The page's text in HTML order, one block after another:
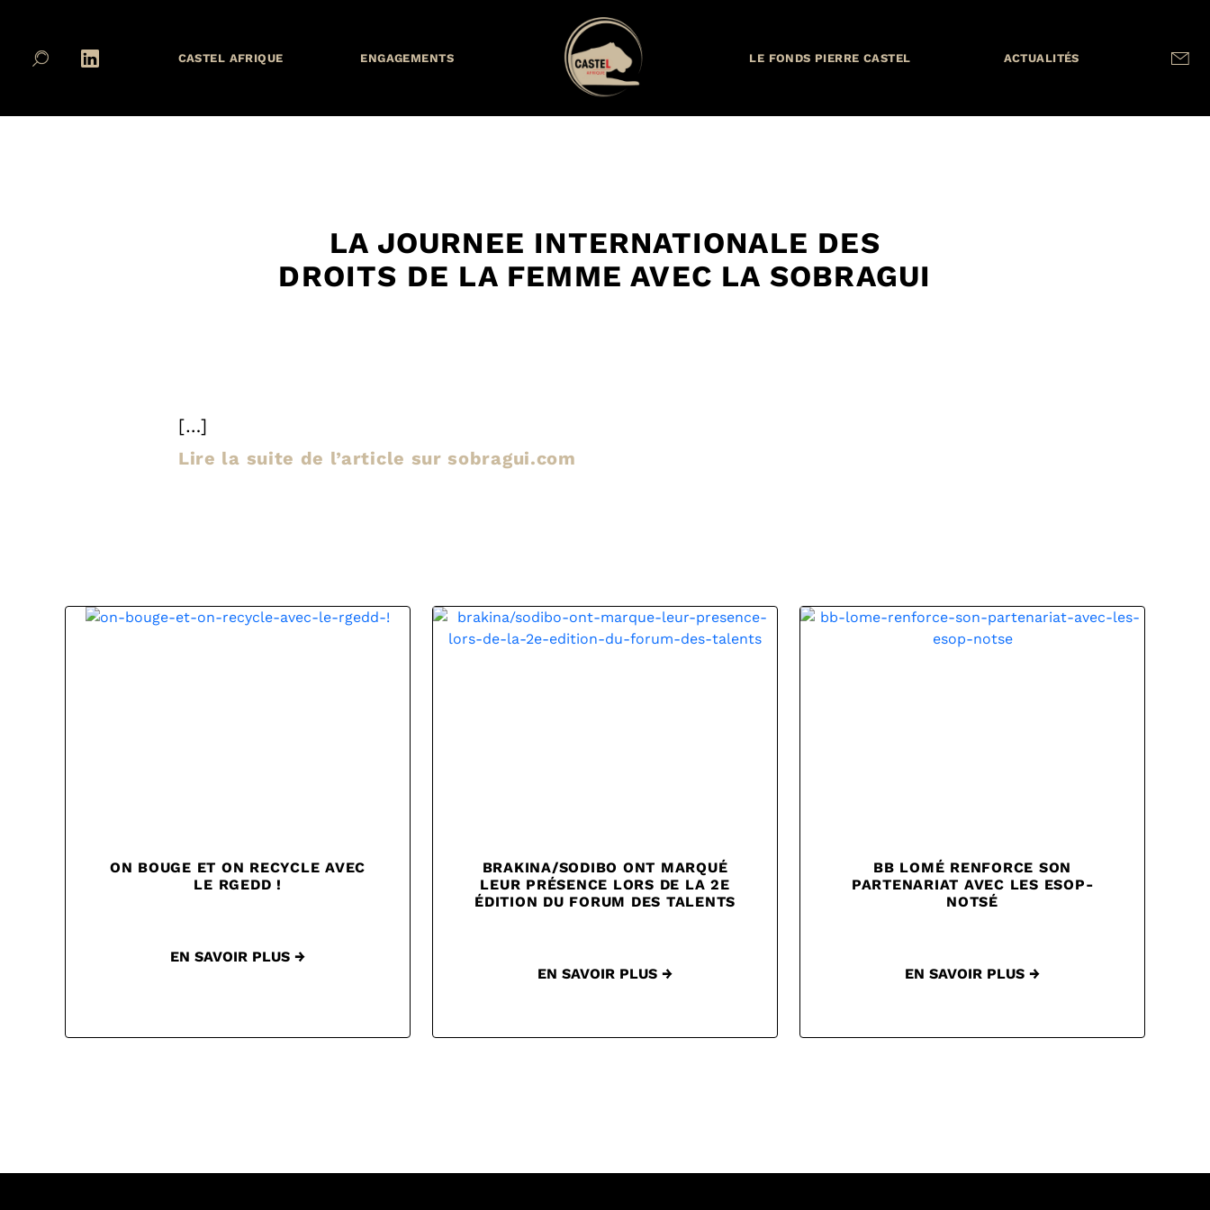
CASTEL AFRIQUE ENGAGEMENTS LE FONDS PIERRE CASTEL ACTUALITÉS
LA JOURNEE INTERNATIONALE DES
DROITS DE LA FEMME AVEC LA SOBRAGUI
[…]
Lire la suite de l’article sur sobragui.com
ON BOUGE ET ON RECYCLE AVEC
LE RGEDD !
EN SAVOIR PLUS →
BRAKINA/SODIBO ONT MARQUÉ
LEUR PRÉSENCE LORS DE LA 2E
ÉDITION DU FORUM DES TALENTS
EN SAVOIR PLUS →
BB LOMÉ RENFORCE SON
PARTENARIAT AVEC LES ESOP-
NOTSÉ
EN SAVOIR PLUS →